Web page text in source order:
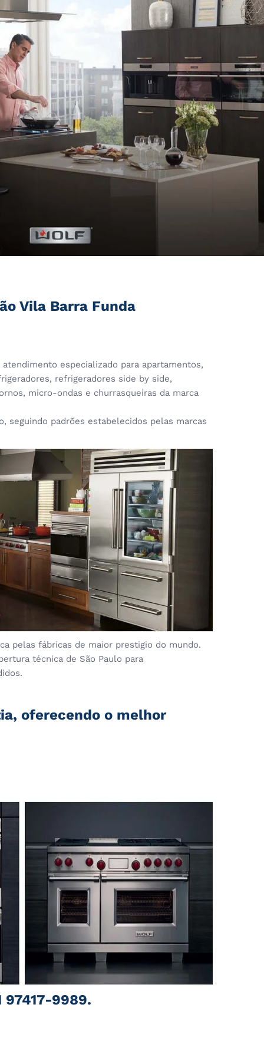
Vila Barra Funda
especializado para apartamentos,
refrigeradores side by side,
micro-ondas e churrasqueiras da marca
seguindo padrões estabelecidos pelas marcas
pelas fábricas de maior prestigio do mundo.
técnica de São Paulo para
oferecendo o melhor
9989.